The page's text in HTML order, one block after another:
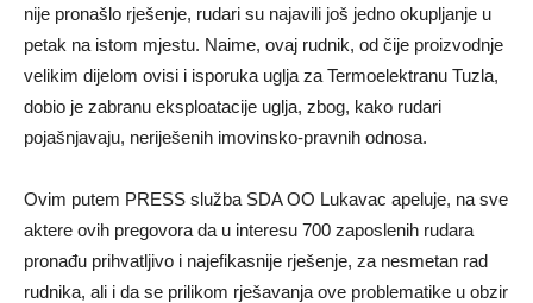
nije pronašlo rješenje, rudari su najavili još jedno okupljanje u
petak na istom mjestu. Naime, ovaj rudnik, od čije proizvodnje
velikim dijelom ovisi i isporuka uglja za Termoelektranu Tuzla,
dobio je zabranu eksploatacije uglja, zbog, kako rudari
pojašnjavaju, neriješenih imovinsko-pravnih odnosa.
Ovim putem PRESS služba SDA OO Lukavac apeluje, na sve
aktere ovih pregovora da u interesu 700 zaposlenih rudara
pronađu prihvatljivo i najefikasnije rješenje, za nesmetan rad
rudnika, ali i da se prilikom rješavanja ove problematike u obzir